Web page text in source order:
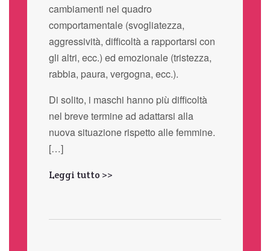
cambiamenti nel quadro
comportamentale (svogliatezza,
aggressività, difficoltà a rapportarsi con
gli altri, ecc.) ed emozionale (tristezza,
rabbia, paura, vergogna, ecc.).
Di solito, i maschi hanno più difficoltà
nel breve termine ad adattarsi alla
nuova situazione rispetto alle femmine.
[…]
Leggi tutto >>